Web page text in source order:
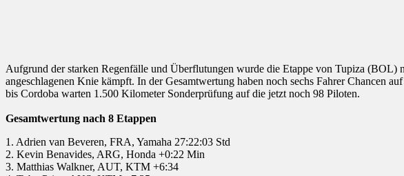
Aufgrund der starken Regenfälle und Überflutungen wurde die Etappe von Tupiza
angeschlagenen Knie kämpft. In der Gesamtwertung haben noch sechs Fahrer Chancen
bis Cordoba warten 1.500 Kilometer Sonderprüfung auf die jetzt noch 98 Piloten.
Gesamtwertung nach 8 Etappen
1. Adrien van Beveren, FRA, Yamaha 27:22:03 Std
2. Kevin Benavides, ARG, Honda +0:22 Min
3. Matthias Walkner, AUT, KTM +6:34